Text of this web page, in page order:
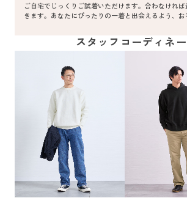
ご自宅でじっくりご試着いただけます。合わなけれ
きます。あなたにぴったりの一着と出会えるよう、お
スタッフコーディネ